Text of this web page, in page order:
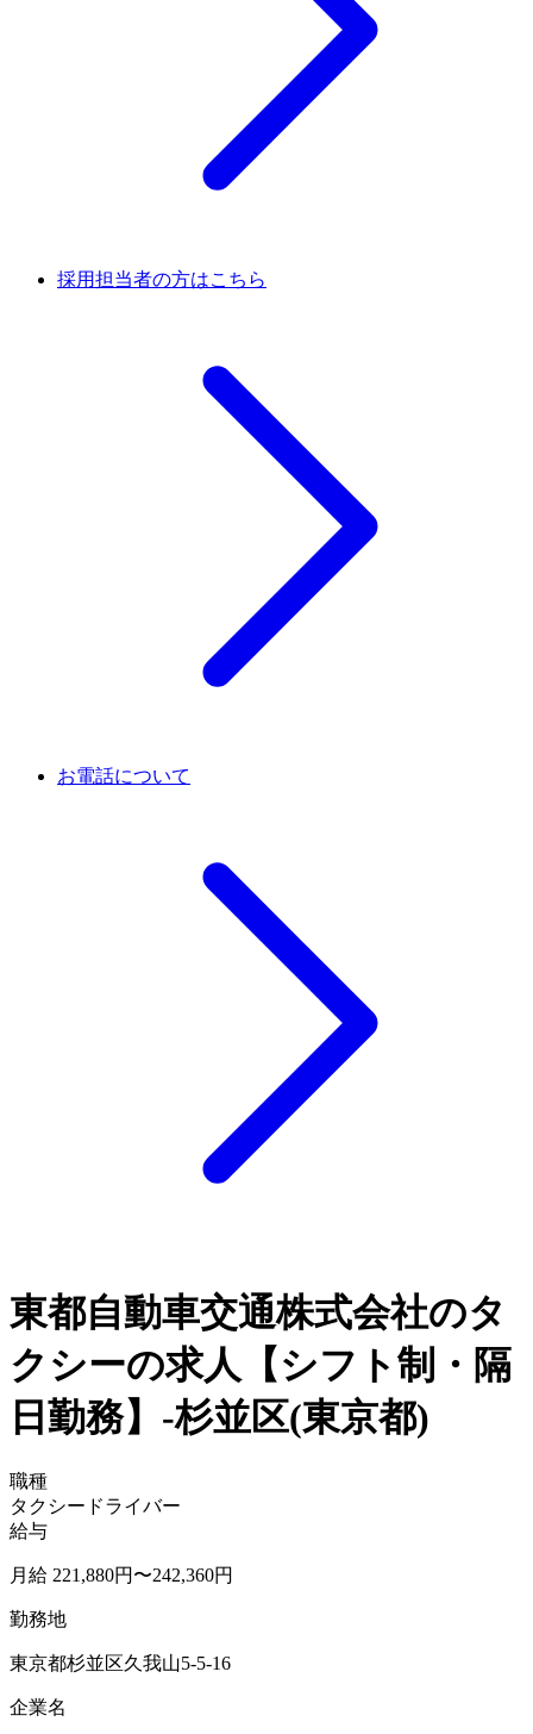
採用担当者の方はこちら
お電話について
東都自動車交通株式会社のタ
クシーの求人【シフト制・隔
日勤務】-杉並区(東京都)
職種
タクシードライバー
給与
月給 221,880円〜242,360円
勤務地
東京都杉並区久我山5-5-16
企業名